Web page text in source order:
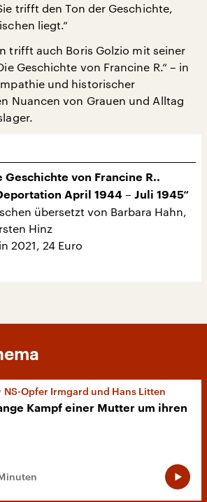
trifft den Ton der Geschichte,
liegt.“
trifft auch Boris Golzio mit seiner
Geschichte von Francine R.“ – in
und historischer
Nuancen von Grauen und Alltag
Geschichte von Francine R..
April 1944 – Juli 1945“
übersetzt von Barbara Hahn,
Hinz
2021, 24 Euro
NS-Opfer Irmgard und Hans Litten
Kampf einer Mutter um ihren